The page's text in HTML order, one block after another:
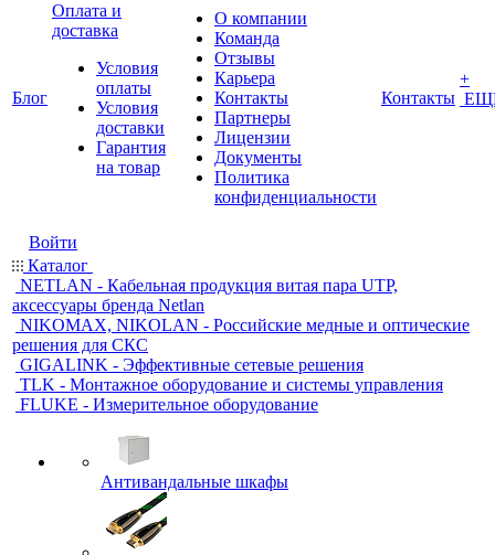
Блог
Оплата и
доставка
Условия
оплаты
Условия
доставки
Гарантия
на товар
О компании
Команда
Отзывы
Карьера
Контакты
Партнеры
Лицензии
Документы
Политика
конфиденциальности
Контакты
+
Войти
Каталог
NETLAN - Кабельная продукция витая пара UTP,
аксессуары бренда Netlan
NIKOMAX, NIKOLAN - Российские медные и оптические
решения для СКС
GIGALINK - Эффективные сетевые решения
TLK - Монтажное оборудование и системы управления
FLUKE - Измерительное оборудование
Антивандальные шкафы